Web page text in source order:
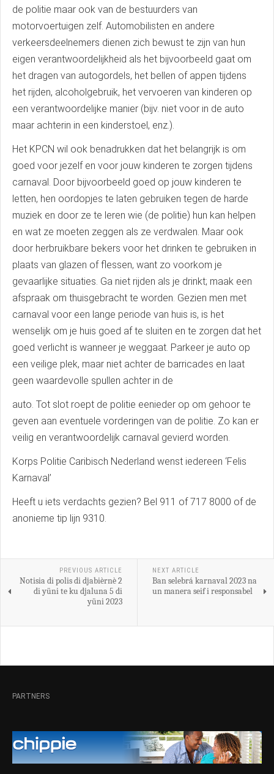
de politie maar ook van de bestuurders van
motorvoertuigen zelf. Automobilisten en andere
verkeersdeelnemers dienen zich bewust te zijn van hun
eigen verantwoordelijkheid als het bijvoorbeeld gaat om
het dragen van autogordels, het bellen of appen tijdens
het rijden, alcoholgebruik, het vervoeren van kinderen op
een verantwoordelijke manier (bijv. niet voor in de auto
maar achterin in een kinderstoel, enz.).
Het KPCN wil ook benadrukken dat het belangrijk is om
goed voor jezelf en voor jouw kinderen te zorgen tijdens
carnaval. Door bijvoorbeeld goed op jouw kinderen te
letten, hen oordopjes te laten gebruiken tegen de harde
muziek en door ze te leren wie (de politie) hun kan helpen
en wat ze moeten zeggen als ze verdwalen. Maar ook
door herbruikbare bekers voor het drinken te gebruiken in
plaats van glazen of flessen, want zo voorkom je
gevaarlijke situaties. Ga niet rijden als je drinkt; maak een
afspraak om thuisgebracht te worden. Gezien men met
carnaval voor een lange periode van huis is, is het
wenselijk om je huis goed af te sluiten en te zorgen dat het
goed verlicht is wanneer je weggaat. Parkeer je auto op
een veilige plek, maar niet achter de barricades en laat
geen waardevolle spullen achter in de
auto. Tot slot roept de politie eenieder op om gehoor te
geven aan eventuele vorderingen van de politie. Zo kan er
veilig en verantwoordelijk carnaval gevierd worden.
Korps Politie Caribisch Nederland wenst iedereen ‘Felis
Karnaval’
Heeft u iets verdachts gezien? Bel 911 of 717 8000 of de
anonieme tip lijn 9310.
PREVIOUS ARTICLE
Notisia di polis di djabièrnè 2
di yüni te ku djaluna 5 di
yüni 2023
NEXT ARTICLE
Ban selebrá karnaval 2023 na
un manera seif i responsabel
PARTNERS